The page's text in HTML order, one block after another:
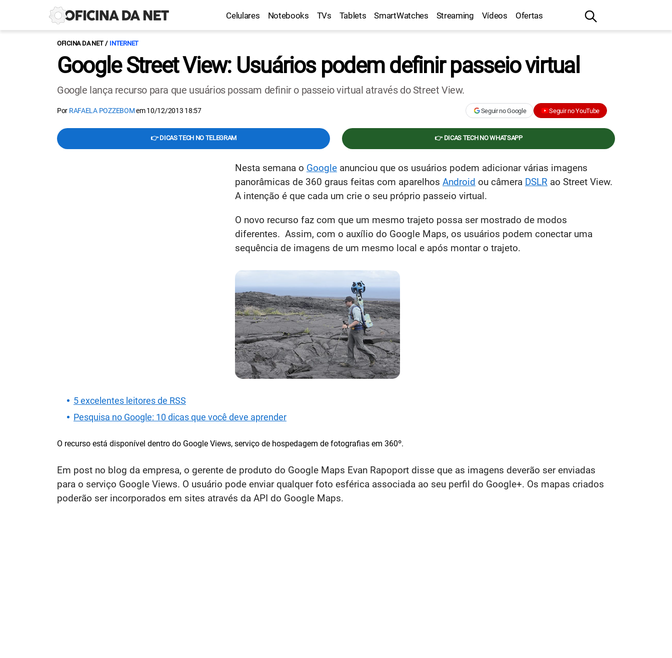
Celulares Notebooks TVs Tablets SmartWatches Streaming Vídeos Ofertas
OFICINA DA NET INTERNET
Google Street View: Usuários podem definir passeio virtual
Google lança recurso para que usuários possam definir o passeio virtual através do Street View.
Por RAFAELA POZZEBOMem10/12/2013 18:57 Seguir no Google Seguir no YouTube
👉 DICAS TECH NO TELEGRAM 👉 DICAS TECH NO WHATSAPP
Nesta semana o Google anunciou que os usuários podem adicionar várias imagens
panorâmicas de 360 graus feitas com aparelhos Android ou câmera DSLR ao Street View.
A intenção é que cada um crie o seu próprio passeio virtual.
O novo recurso faz com que um mesmo trajeto possa ser mostrado de modos
diferentes. Assim, com o auxílio do Google Maps, os usuários podem conectar uma
sequência de imagens de um mesmo local e após montar o trajeto.
5 excelentes leitores de RSS
Pesquisa no Google: 10 dicas que você deve aprender
O recurso está disponível dentro do Google Views, serviço de hospedagem de fotografias em 360º.
Em post no blog da empresa, o gerente de produto do Google Maps Evan Rapoport disse que as imagens deverão ser enviadas
para o serviço Google Views. O usuário pode enviar qualquer foto esférica associada ao seu perfil do Google+. Os mapas criados
poderão ser incorporados em sites através da API do Google Maps.